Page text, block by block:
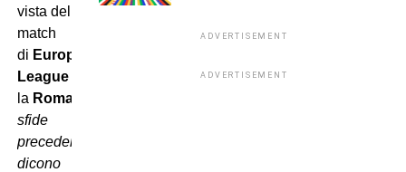
vista del
match
di Europa
Leaguecontro
la Roma
sfide
precedenti
dicono
ADVERTISEMENT
ADVERTISEMENT